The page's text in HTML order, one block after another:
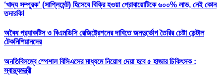
‘খাদ্য সম্পূরক’ (সাপ্লিমেন্ট) হিসেবে বিক্রি হওয়া প্রোবায়োটিকে ৬০০% লাভ, নেই কোন
তদারকি!
অবৈধ প্র‍্যাকটিস ও বিএমডিসি রেজিষ্ট্রেশনের দাবিতে জনদুর্ভোগ তৈরির চেষ্টা ডেন্টাল
টেকনিশিয়ানদের
অনতিবিলম্বে স্পেশাল বিসিএসের মাধ্যমে নিয়োগ দেয়া হবে ৫ হাজার চিকিৎসক :
স্বাস্থ্যমন্ত্রী